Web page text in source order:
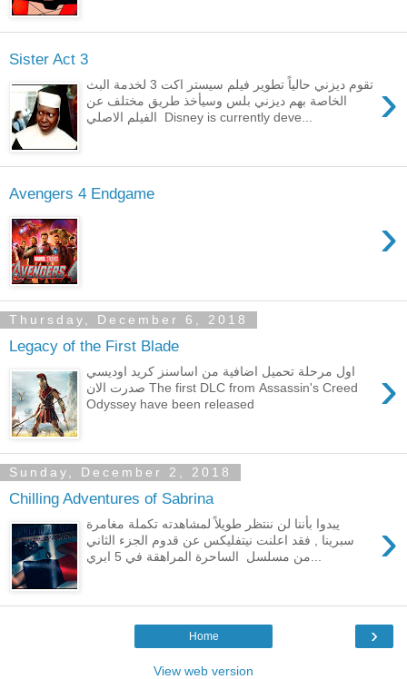
Sister Act 3
›
تقوم ديزني حالياً تطوير فيلم سيستر اكت 3 لخدمة البث
الخاصة بهم ديزني بلس وسيأخذ طريق مختلف عن
الفيلم الاصلي Disney is currently deve...
Avengers 4 Endgame
›
Thursday, December 6, 2018
Legacy of the First Blade
›
اول مرحلة تحميل اضافية من اساسنز كريد اوديسي
صدرت الان The first DLC from Assassin's Creed
Odyssey have been released
Sunday, December 2, 2018
Chilling Adventures of Sabrina
›
يبدوا بأننا لن ننتظر طويلاً لمشاهدته تكملة مغامرة
سبرينا , فقد اعلنت نيتفليكس عن قدوم الجزء الثاني
من مسلسل الساحرة المراهقة في 5 ابري...
›
Home
View web version